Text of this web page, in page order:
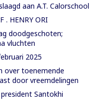
aan A.T. Calorschool
. HENRY ORI
doodgeschoten;
vluchten
2025
over toenemende
door vreemdelingen
Santokhi